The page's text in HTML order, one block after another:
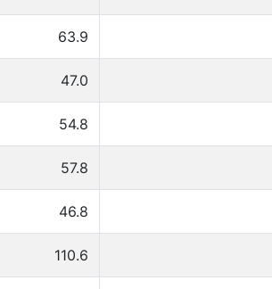
63.9
47.0
54.8
57.8
46.8
110.6